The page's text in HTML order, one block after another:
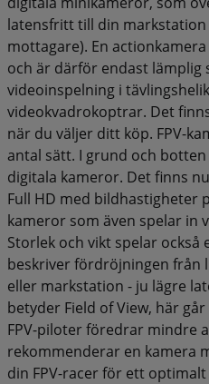
latensfritt till din markstation
mottagare). En
och är därför endast lämplig
videoinspelning i
videokvadrokoptrar. Det
när du väljer ditt köp. FPV-
antal sätt. I grund och
digitala kameror. Det finns
Full HD med bildhastigheter
kameror som även spelar in
Storlek och vikt spelar också
beskriver fördröjningen från
eller markstation - ju lägre
betyder Field of View, här
FPV-piloter föredrar mindre
rekommenderar en kamera
din FPV-racer för ett